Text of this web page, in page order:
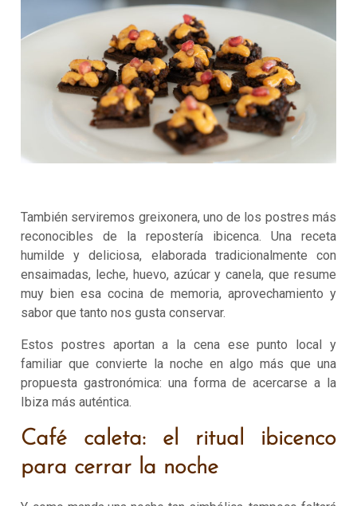
También serviremos greixonera, uno de los postres más
reconocibles de la repostería ibicenca. Una receta
humilde y deliciosa, elaborada tradicionalmente con
ensaimadas, leche, huevo, azúcar y canela, que resume
muy bien esa cocina de memoria, aprovechamiento y
sabor que tanto nos gusta conservar.
Estos postres aportan a la cena ese punto local y
familiar que convierte la noche en algo más que una
propuesta gastronómica: una forma de acercarse a la
Ibiza más auténtica.
Café caleta: el ritual ibicenco
para cerrar la noche